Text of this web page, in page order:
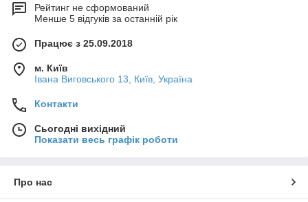
Рейтинг не сформований
Менше 5 відгуків за останній рік
Працює з 25.09.2018
м. Київ
Івана Виговського 13, Київ, Україна
Контакти
Сьогодні вихідний
Показати весь графік роботи
Про нас